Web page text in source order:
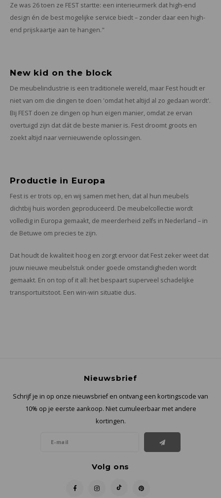
Ze was 26 toen ze FEST startte: een interieurmerk dat high-end
design én de best mogelijke service biedt – zonder daar een high-
end prijskaartje aan te hangen."
New kid on the block
De meubelindustrie is een traditionele wereld, maar Fest houdt er
niet van om die dingen te doen 'omdat het altijd al zo gedaan wordt'.
Bij FEST doen ze dingen op hun eigen manier, omdat ze ervan
overtuigd zijn dat dát de beste manier is. Fest droomt groots en
zoekt altijd naar vernieuwende oplossingen.
Productie in Europa
Fest is er trots op, en wij samen met hen, dat al hun meubels
dichtbij huis worden geproduceerd. De meubelcollectie wordt
volledig in Europa gemaakt, de meerderheid zelfs in Nederland – in
de Betuwe om precies te zijn.
Dat houdt de kwaliteit hoog en zorgt ervoor dat Fest zeker weet dat
jouw nieuwe meubelstuk onder goede omstandigheden wordt
gemaakt. En on top of it all: het bespaart superveel schadelijke
transportuitstoot. Een win-win situatie dus.
Nieuwsbrief
Schrijf je in op onze nieuwsbrief en ontvang een kortingscode van
10% op je eerste aankoop. Niet cumuleerbaar met andere
kortingen.
Volg ons